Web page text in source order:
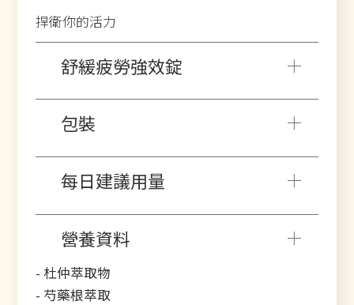
捍衛你的活力
舒緩疲勞強效錠
包裝
每日建議用量
營養資料
- 杜仲萃取物
- 芍藥根萃取